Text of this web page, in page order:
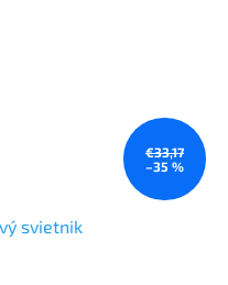
€33,17
–35 %
svietnik